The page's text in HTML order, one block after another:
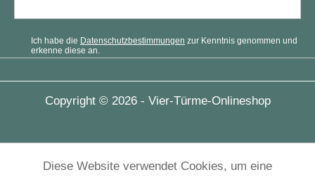
Ich habe die Datenschutzbestimmungen zur Kenntnis genommen und
erkenne diese an.
Copyright © 2026 - Vier-Türme-Onlineshop
Diese Website verwendet Cookies, um eine